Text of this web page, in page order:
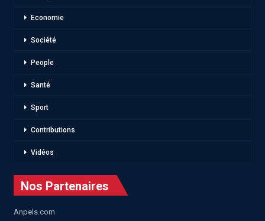
Economie
Société
People
Santé
Sport
Contributions
Vidéos
Nos Partenaires
Anpels.com